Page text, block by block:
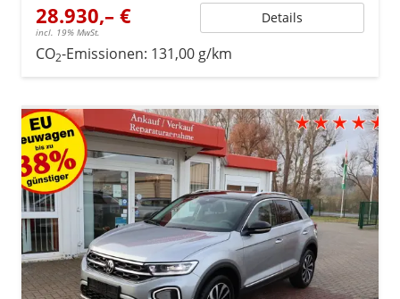
28.930,– €
incl. 19% MwSt.
Details
CO2-Emissionen: 131,00 g/km